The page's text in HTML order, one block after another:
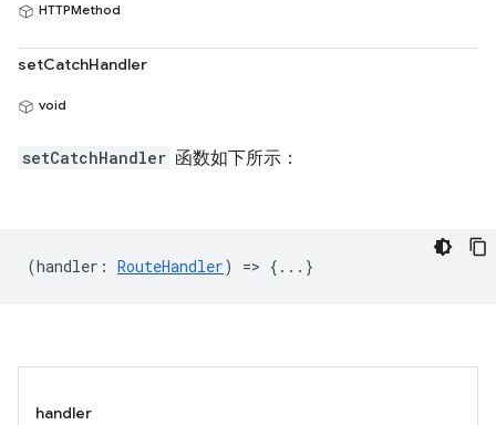
HTTPMethod
setCatchHandler
void
setCatchHandler 函数如下所示：
(handler : RouteHandler) => {...}
handler